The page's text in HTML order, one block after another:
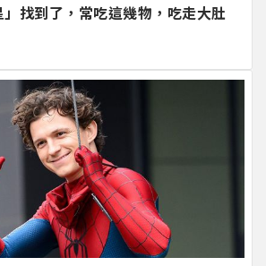
找到了，常吃這幾物，吃走大肚